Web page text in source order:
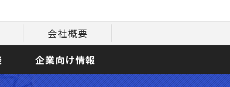
会社概要
企業向け情報